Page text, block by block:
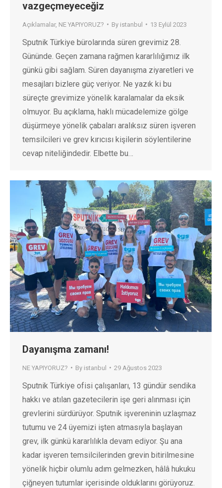
vazgeçmeyeceğiz
Açıklamalar, NE YAPIYORUZ? By istanbul 13 Eylül 2023
Sputnik Türkiye bürolarında süren grevimiz 28.
Gününde. Geçen zamana rağmen kararlılığımız ilk
günkü gibi sağlam. Süren dayanışma ziyaretleri ve
mesajları bizlere güç veriyor. Ne yazık ki bu
süreçte grevimize yönelik karalamalar da eksik
olmuyor. Bu açıklama, haklı mücadelemize gölge
düşürmeye yönelik çabaları aralıksız süren işveren
temsilcileri ve grev kırıcısı kişilerin söylentilerine
cevap niteliğindedir. Elbette bu…
Dayanışma zamanı!
NE YAPIYORUZ? By istanbul 29 Ağustos 2023
Sputnik Türkiye ofisi çalışanları, 13 gündür sendika
hakkı ve atılan gazetecilerin işe geri alınması için
grevlerini sürdürüyor. Sputnik işvereninin uzlaşmaz
tutumu ve 24 üyemizi işten atmasıyla başlayan
grev, ilk günkü kararlılıkla devam ediyor. Şu ana
kadar işveren temsilcilerinden grevin bitirilmesine
yönelik hiçbir olumlu adım gelmezken, hâlâ hukuku
çiğneyen tutumlar içerisinde olduklarını görüyoruz.